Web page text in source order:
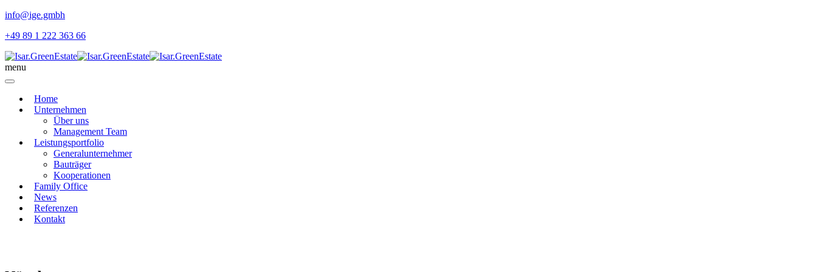
info@ige.gmbh
+49 89 1 222 363 66
menu
Home
Unternehmen
Über uns
Management Team
Leistungsportfolio
Generalunternehmer
Bauträger
Kooperationen
Family Office
News
Referenzen
Kontakt